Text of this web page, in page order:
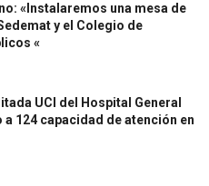
«Instalaremos una mesa de
y el Colegio de
«
UCI del Hospital General
a 124 capacidad de atención en